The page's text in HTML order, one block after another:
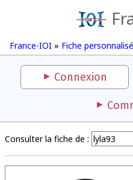
France-IOI » Fiche
Connexion
Consulter la fiche de :